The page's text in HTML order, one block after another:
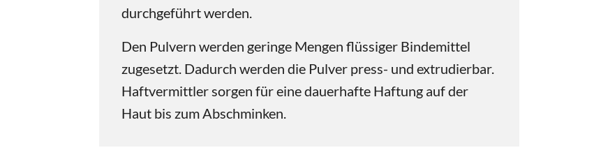
durchgeführt werden.
Den Pulvern werden geringe Mengen flüssiger Bindemittel
zugesetzt. Dadurch werden die Pulver press- und extrudierbar.
Haftvermittler sorgen für eine dauerhafte Haftung auf der
Haut bis zum Abschminken.